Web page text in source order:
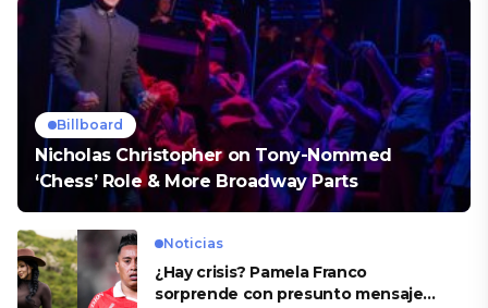
Billboard
Nicholas Christopher on Tony-Nommed
‘Chess’ Role & More Broadway Parts
Noticias
¿Hay crisis? Pamela Franco
sorprende con presunto mensaje